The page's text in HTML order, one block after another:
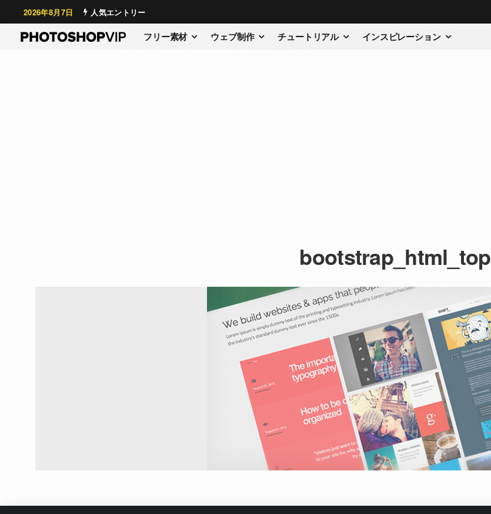
2026年8月7日 人気エントリー
フリー素材 ウェブ制作 チュートリアル インスピレーション
bootstrap_html_top